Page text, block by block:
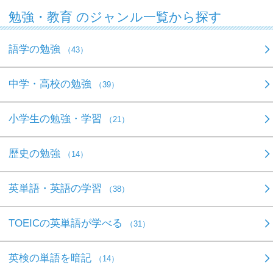
勉強・教育 のジャンル一覧から探す
語学の勉強 （43）
中学・高校の勉強 （39）
小学生の勉強・学習 （21）
歴史の勉強 （14）
英単語・英語の学習 （38）
TOEICの英単語が学べる （31）
英検の単語を暗記 （14）